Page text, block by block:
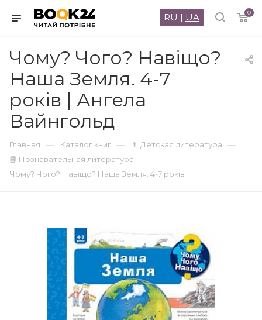
0
RU | UA
Чому? Чого? Навіщо?
Наша Земля. 4-7
років | Ангела
Вайнгольд
Главная — Каталог книг — 👨 Детская литература —
📘 Познавательная литература —
Чому? Чого? Навіщо? Наша Земля. 4-7 років